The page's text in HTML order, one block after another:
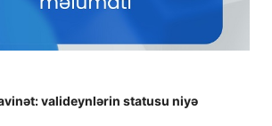
valideynlərin statusu niyə